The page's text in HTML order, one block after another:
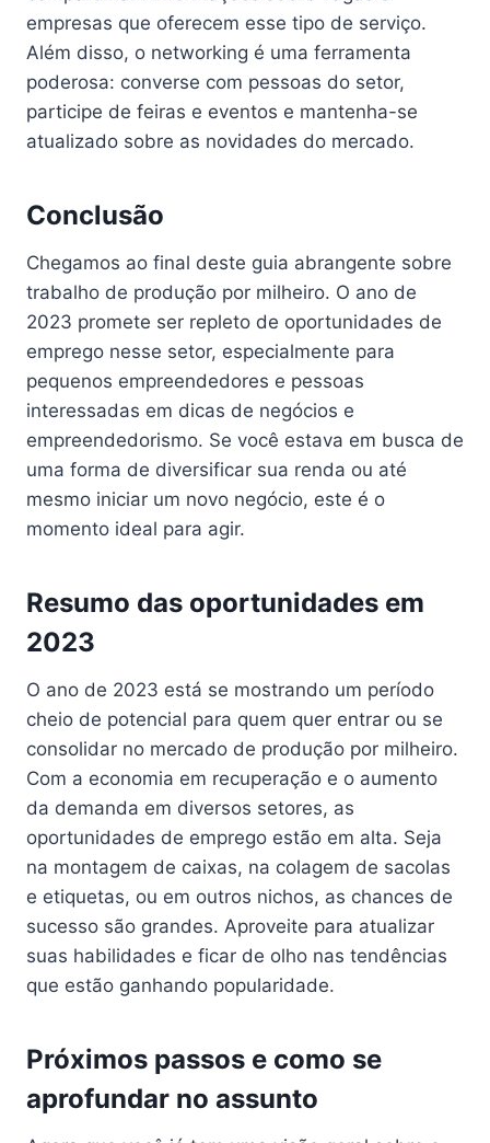
empresas que oferecem esse tipo de serviço.
Além disso, o networking é uma ferramenta
poderosa: converse com pessoas do setor,
participe de feiras e eventos e mantenha-se
atualizado sobre as novidades do mercado.
Conclusão
Chegamos ao final deste guia abrangente sobre
trabalho de produção por milheiro. O ano de
2023 promete ser repleto de oportunidades de
emprego nesse setor, especialmente para
pequenos empreendedores e pessoas
interessadas em dicas de negócios e
empreendedorismo. Se você estava em busca de
uma forma de diversificar sua renda ou até
mesmo iniciar um novo negócio, este é o
momento ideal para agir.
Resumo das oportunidades em
2023
O ano de 2023 está se mostrando um período
cheio de potencial para quem quer entrar ou se
consolidar no mercado de produção por milheiro.
Com a economia em recuperação e o aumento
da demanda em diversos setores, as
oportunidades de emprego estão em alta. Seja
na montagem de caixas, na colagem de sacolas
e etiquetas, ou em outros nichos, as chances de
sucesso são grandes. Aproveite para atualizar
suas habilidades e ficar de olho nas tendências
que estão ganhando popularidade.
Próximos passos e como se
aprofundar no assunto